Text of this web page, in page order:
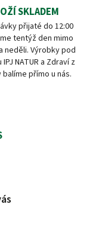
SKLADEM
přijaté do 12:00
tentýž den mimo
neděli. Výrobky pod
NATUR a Zdraví z
přímo u nás.